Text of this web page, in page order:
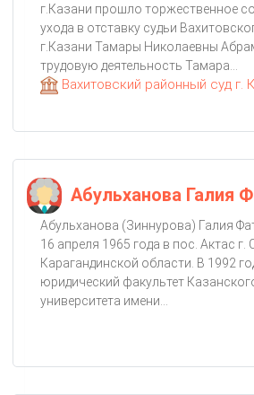
г.Казани прошло торжественное
ухода в отставку судьи
г.Казани Тамары Николаевны
трудовую деятельность Тамара...
Вахитовский районный суд г.
Абульханова Галия
Абульханова (Зиннурова) Галия
16 апреля 1965 года в пос. Актас г.
Карагандинской области. В 1992
юридический факультет
университета имени...